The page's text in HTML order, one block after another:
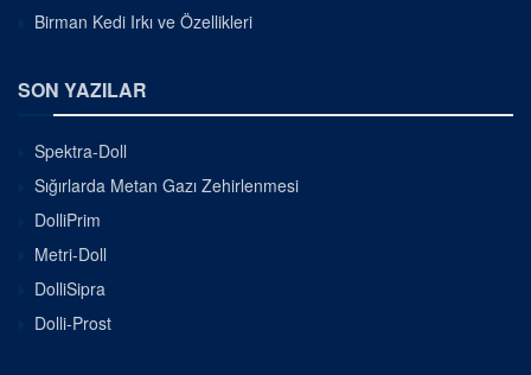
Birman Kedi Irkı ve Özellikleri
SON YAZILAR
Spektra-Doll
Sığırlarda Metan Gazı Zehirlenmesi
DolliPrim
Metri-Doll
DolliSipra
Dolli-Prost